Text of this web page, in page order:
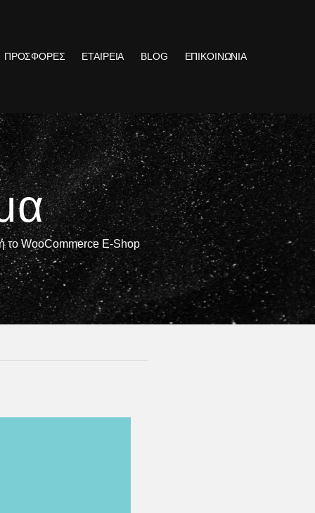
ΠΡΟΣΦΟΡΕΣ ΕΤΑΙΡΕΙΑ BLOG ΕΠΙΚΟΙΝΩΝΙΑ
ή το WooCommerce E-Shop